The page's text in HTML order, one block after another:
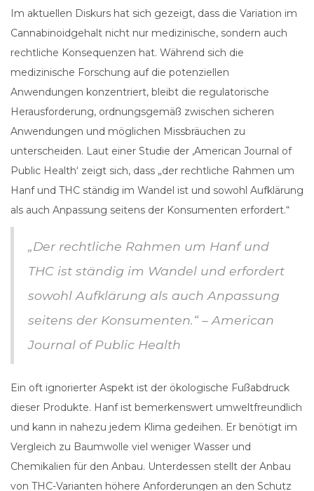
Im aktuellen Diskurs hat sich gezeigt, dass die Variation im
Cannabinoidgehalt nicht nur medizinische, sondern auch
rechtliche Konsequenzen hat. Während sich die
medizinische Forschung auf die potenziellen
Anwendungen konzentriert, bleibt die regulatorische
Herausforderung, ordnungsgemäß zwischen sicheren
Anwendungen und möglichen Missbräuchen zu
unterscheiden. Laut einer Studie der ‚American Journal of
Public Health‘ zeigt sich, dass „der rechtliche Rahmen um
Hanf und THC ständig im Wandel ist und sowohl Aufklärung
als auch Anpassung seitens der Konsumenten erfordert.“
„Der rechtliche Rahmen um Hanf und
THC ist ständig im Wandel und erfordert
sowohl Aufklärung als auch Anpassung
seitens der Konsumenten.“ – American
Journal of Public Health
Ein oft ignorierter Aspekt ist der ökologische Fußabdruck
dieser Produkte. Hanf ist bemerkenswert umweltfreundlich
und kann in nahezu jedem Klima gedeihen. Er benötigt im
Vergleich zu Baumwolle viel weniger Wasser und
Chemikalien für den Anbau. Unterdessen stellt der Anbau
von THC-Varianten höhere Anforderungen an den Schutz